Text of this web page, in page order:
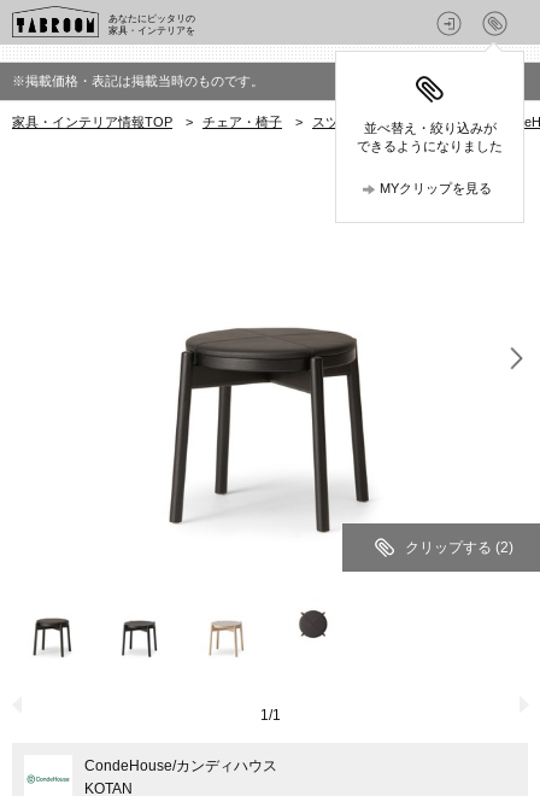
あなたにピッタリの
家具・インテリアを
並べ替え・絞り込みが
できるようになりました
MYクリップを見る
※掲載価格・表記は掲載当時のものです。
家具・インテリア情報TOP > チェア・椅子 > スツール カンディハウス
クリップする (2)
1/1
CondeHouse/カンディハウス
KOTAN